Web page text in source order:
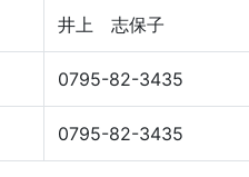
井上 志保子
0795-82-3435
0795-82-3435